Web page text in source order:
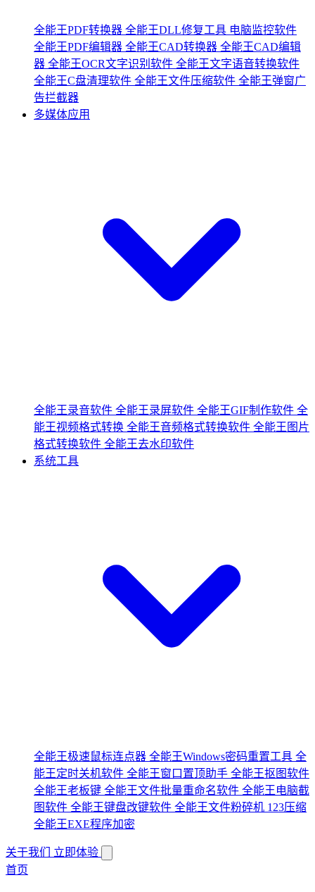
全能王PDF转换器 全能王DLL修复工具 电脑监控软件
全能王PDF编辑器 全能王CAD转换器 全能王CAD编辑
器 全能王OCR文字识别软件 全能王文字语音转换软件
全能王C盘清理软件 全能王文件压缩软件 全能王弹窗广
告拦截器
多媒体应用
全能王录音软件 全能王录屏软件 全能王GIF制作软件 全
能王视频格式转换 全能王音频格式转换软件 全能王图片
格式转换软件 全能王去水印软件
系统工具
全能王极速鼠标连点器 全能王Windows密码重置工具 全
能王定时关机软件 全能王窗口置顶助手 全能王抠图软件
全能王老板键 全能王文件批量重命名软件 全能王电脑截
图软件 全能王键盘改键软件 全能王文件粉碎机 123压缩
全能王EXE程序加密
关于我们 立即体验
首页